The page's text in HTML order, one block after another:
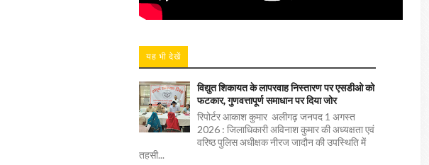
यह भी देखें
विद्युत शिकायत के लापरवाह निस्तारण पर एसडीओ को
फटकार, गुणवत्तापूर्ण समाधान पर दिया जोर
रिपोर्टर आकाश कुमार अलीगढ़ जनपद 1 अगस्त
2026 : जिलाधिकारी अविनाश कुमार की अध्यक्षता एवं
वरिष्ठ पुलिस अधीक्षक नीरज जादौन की उपस्थिति में
तहसी...